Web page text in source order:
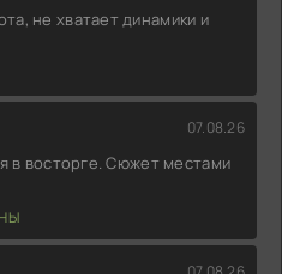
не хватает динамики и
07.08.26
в восторге. Сюжет местами